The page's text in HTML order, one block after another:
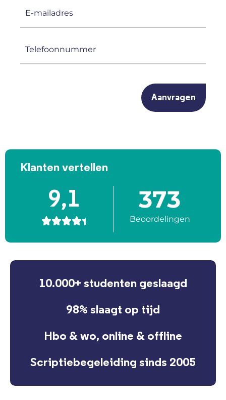
Klanten vertellen
9,1

373
Beoordelingen
10.000+ studenten geslaagd
98% slaagt op tijd
Hbo & wo, online & offline
Scriptiebegeleiding sinds 2005